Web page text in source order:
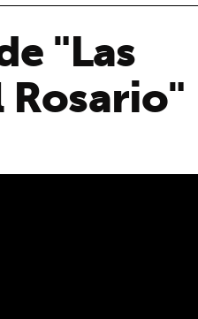
"Las